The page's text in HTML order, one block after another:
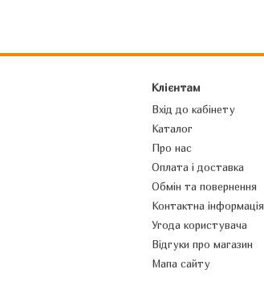
Клієнтам
Вхід до кабінету
Каталог
Про нас
Оплата і доставка
Обмін та повернення
Контактна інформація
Угода користувача
Відгуки про магазин
Мапа сайту